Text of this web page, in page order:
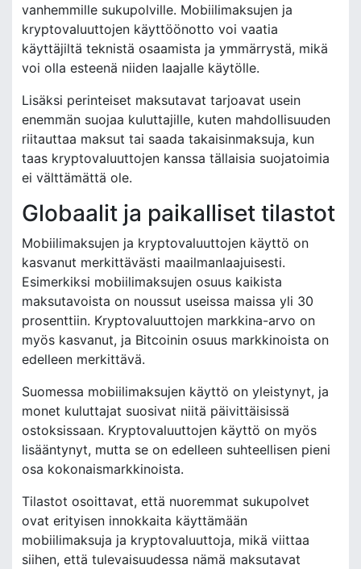
vanhemmille sukupolville. Mobiilimaksujen ja
kryptovaluuttojen käyttöönotto voi vaatia
käyttäjiltä teknistä osaamista ja ymmärrystä, mikä
voi olla esteenä niiden laajalle käytölle.
Lisäksi perinteiset maksutavat tarjoavat usein
enemmän suojaa kuluttajille, kuten mahdollisuuden
riitauttaa maksut tai saada takaisinmaksuja, kun
taas kryptovaluuttojen kanssa tällaisia suojatoimia
ei välttämättä ole.
Globaalit ja paikalliset tilastot
Mobiilimaksujen ja kryptovaluuttojen käyttö on
kasvanut merkittävästi maailmanlaajuisesti.
Esimerkiksi mobiilimaksujen osuus kaikista
maksutavoista on noussut useissa maissa yli 30
prosenttiin. Kryptovaluuttojen markkina-arvo on
myös kasvanut, ja Bitcoinin osuus markkinoista on
edelleen merkittävä.
Suomessa mobiilimaksujen käyttö on yleistynyt, ja
monet kuluttajat suosivat niitä päivittäisissä
ostoksissaan. Kryptovaluuttojen käyttö on myös
lisääntynyt, mutta se on edelleen suhteellisen pieni
osa kokonaismarkkinoista.
Tilastot osoittavat, että nuoremmat sukupolvet
ovat erityisen innokkaita käyttämään
mobiilimaksuja ja kryptovaluuttoja, mikä viittaa
siihen, että tulevaisuudessa nämä maksutavat